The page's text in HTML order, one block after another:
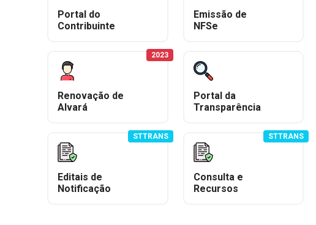
Portal do
Contribuinte
Emissão de
NFSe
Renovação de
Alvará
2023
Portal da
Transparência
Editais de
Notificação
STTRANS
Consulta e
Recursos
STTRANS